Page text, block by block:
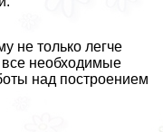
не только легче
все необходимые
над построением